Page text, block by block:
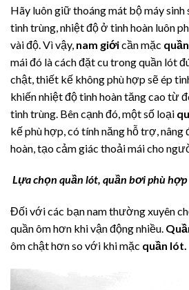
Hãy luôn giữ thoáng mát bộ máy
tinh trùng, nhiệt độ ở tinh hoàn luôn
vài độ. Vì vậy, nam giớicần mặc
mái đó là cách đặt cu trong quần lót
chật, thiết kế không phù hợp sẽ ép
khiến nhiệt độ tinh hoàn tăng cao từ
tinh trùng. Bên cạnh đó, một số loại
kế phù hợp, có tính năng hỗ trợ,
hoàn, tạo cảm giác thoải mái cho
Lựa chọn quần lót, quần bơi phù hợp
Đối với các bạn nam thường xuyên
quần ôm hơn khi vận động nhiều.
ôm chật hơn so với khi mặc quần lót.